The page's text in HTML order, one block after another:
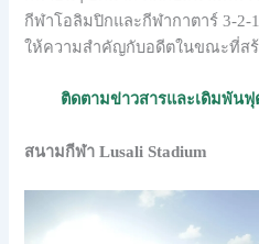
กีฬาโอลิมปิกและกีฬากาตาร์ 3-
ให้ความสำคัญกับอดีตในขณะที่ส
ติดตามข่าวสารและเดิมพันฟุ
สนามกีฬา Lusali Stadium